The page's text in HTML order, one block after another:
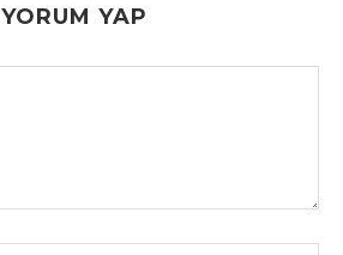
YORUM YAP